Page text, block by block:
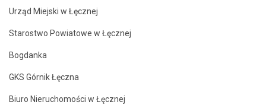
Urząd Miejski w Łęcznej
Starostwo Powiatowe w Łęcznej
Bogdanka
GKS Górnik Łęczna
Biuro Nieruchomości w Łęcznej